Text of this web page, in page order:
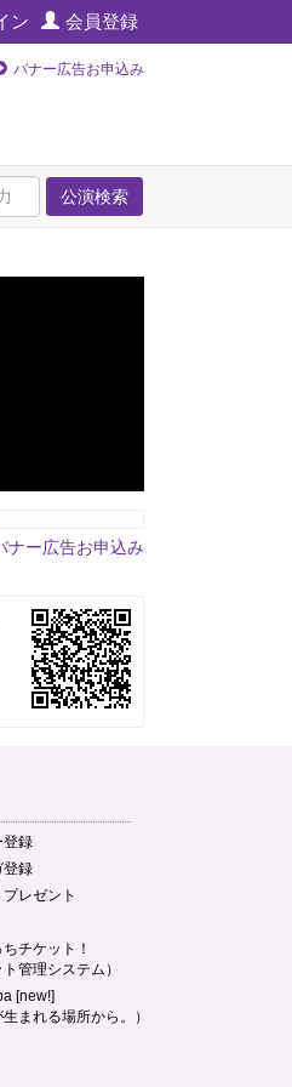
ン 会員登録
バナー広告お申込み
公演検索
ナー広告お申込み
登録
登録
レゼント
チケット！
ト管理システム）
[new!]
生まれる場所から。）